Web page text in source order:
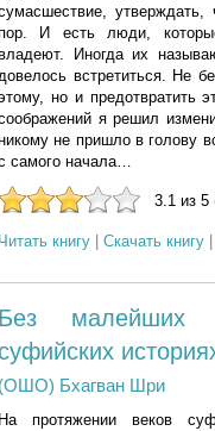
И есть люди,
Иногда их
встретиться. Не
но и предотвратить
я решил
не пришло в голову
самого начала…
3.1 из 5
Читать книгу Скачать книгу
Без малейших
(ОШО) Бхагван Шри
На протяжении веков